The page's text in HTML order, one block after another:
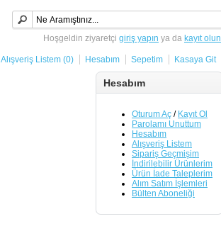
Hoşgeldin ziyaretçi giriş yapın ya da kayıt olun
Alışveriş Listem (0) Hesabım Sepetim Kasaya Git
Hesabım
Oturum Aç / Kayıt Ol
Parolamı Unuttum
Hesabım
Alışveriş Listem
Sipariş Geçmişim
İndirilebilir Ürünlerim
Ürün İade Taleplerim
Alım Satım İşlemleri
Bülten Aboneliği